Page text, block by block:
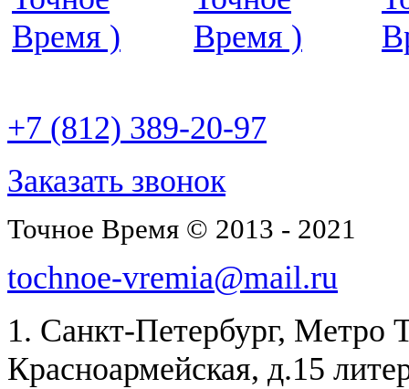
+7 (812) 389-20-97
Заказать звонок
Точное Время © 2013 - 2021
tochnoe-vremia@mail.ru
1. Санкт-Петербург, Метро
Красноармейская, д.15